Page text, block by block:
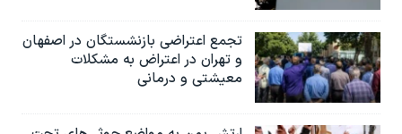
تجمع اعتراضی بازنشستگان در اصفهان
و تهران در اعتراض به مشکلات
معیشتی و درمانی